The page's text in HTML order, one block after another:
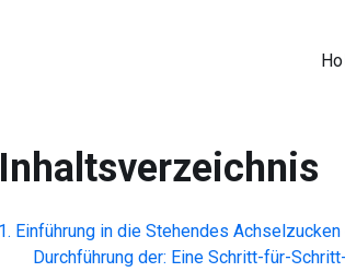
Inhaltsverzeichnis
Einführung in die Stehendes Achselzucken
Durchführung der: Eine Schritt-für-